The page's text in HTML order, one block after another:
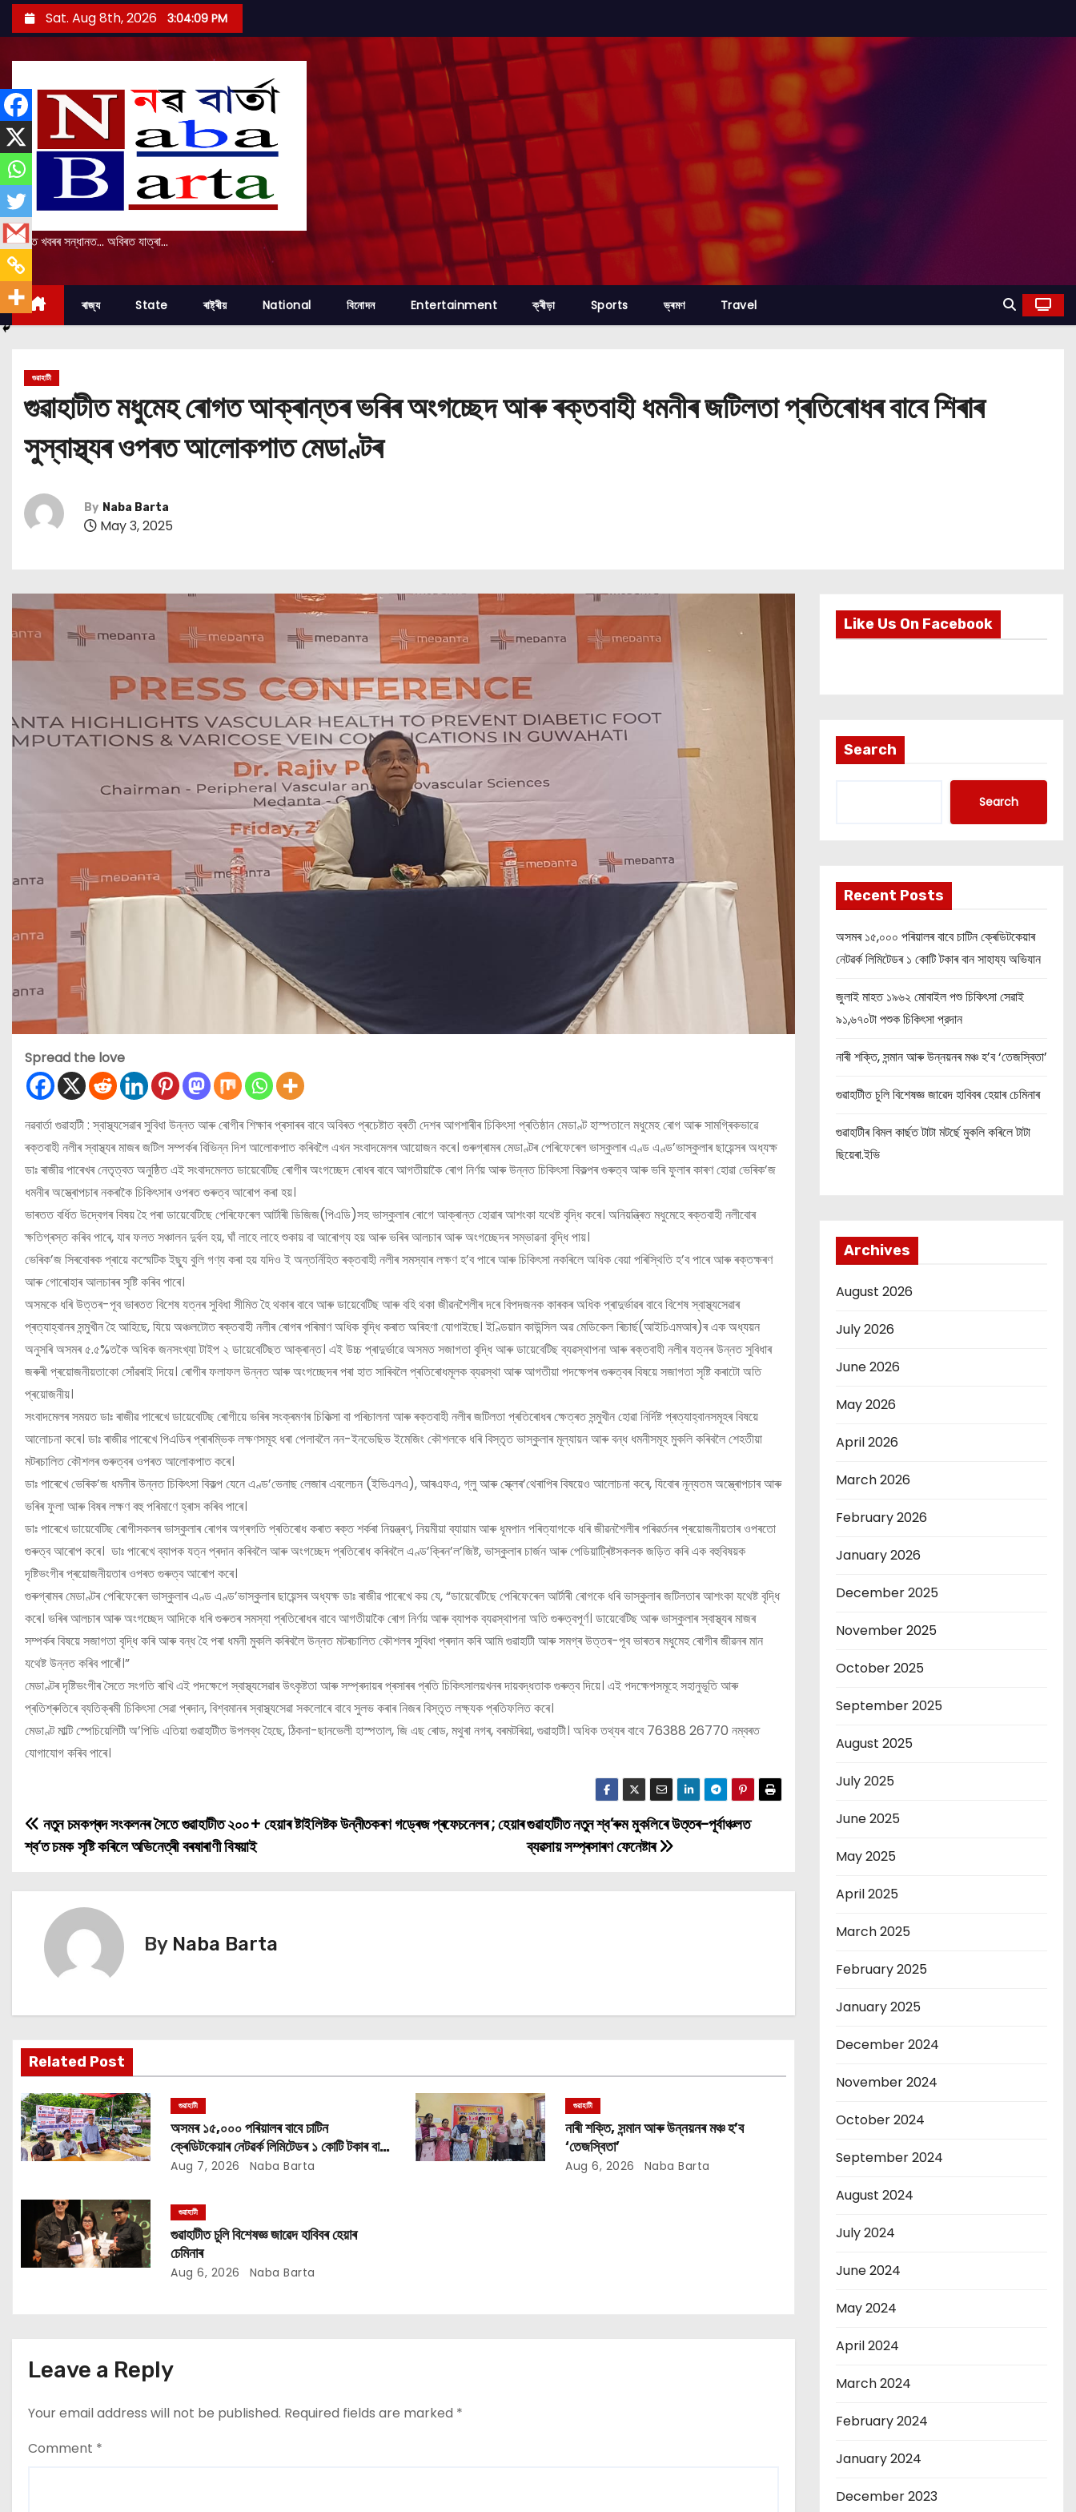
k
t
o
c
n
e
t
Sat. Aug 8th, 2026 3:04:11 PM
প্ৰকৃত খবৰৰ সন্ধানত... অবিৰত যাত্ৰা...
ৰাজ্য State ৰাষ্ট্ৰীয় National বিনোদন Entertainment ক্ৰীড়া Sports ভ্ৰমণ Travel
গুৱাহাটী
গুৱাহাটীত মধুমেহ ৰোগত আক্ৰান্তৰ ভৰিৰ অংগচ্ছেদ আৰু ৰক্তবাহী ধমনীৰ জটিলতা প্ৰতিৰোধৰ বাবে শিৰাৰ
সুস্বাস্থ্যৰ ওপৰত আলোকপাত মেডাণ্টৰ
By Naba Barta
May 3, 2025
Spread the love
নৱবার্তা গুৱাহাটী : স্বাস্থ্যসেৱাৰ সুবিধা উন্নত আৰু ৰোগীৰ শিক্ষাৰ প্ৰসাৰৰ বাবে অবিৰত প্ৰচেষ্টাত ব্ৰতী দেশৰ আগশাৰীৰ চিকিৎসা প্ৰতিষ্ঠান মেডাণ্ট হাস্পতালে মধুমেহ ৰোগ আৰু সামগ্ৰিকভাৱে
ৰক্তবাহী নলীৰ স্বাস্থ্যৰ মাজৰ জটিল সম্পৰ্কৰ বিভিন্ন দিশ আলোকপাত কৰিবলৈ এখন সংবাদমেলৰ আয়োজন কৰে। গুৰুগ্ৰামৰ মেডাণ্টৰ পেৰিফেৰেল ভাস্কুলাৰ এণ্ড এণ্ড’ভাস্কুলাৰ ছায়েন্সৰ অধ্যক্ষ
ডাঃ ৰাজীৱ পাৰেখৰ নেতৃত্বত অনুষ্ঠিত এই সংবাদমেলত ডায়েবেটিছ ৰোগীৰ অংগচ্ছেদ ৰোধৰ বাবে আগতীয়াকৈ ৰোগ নিৰ্ণয় আৰু উন্নত চিকিৎসা বিকল্পৰ গুৰুত্ব আৰু ভৰি ফুলাৰ কাৰণ হোৱা ভেৰিক’জ
ধমনীৰ অস্ত্ৰোপচাৰ নকৰাকৈ চিকিৎসাৰ ওপৰত গুৰুত্ব আৰোপ কৰা হয়।
ভাৰতত বৰ্ধিত উদ্বেগৰ বিষয় হৈ পৰা ডায়েবেটিছে পেৰিফেৰেল আৰ্টাৰী ডিজিজ(পিএডি)সহ ভাস্কুলাৰ ৰোগে আক্ৰান্ত হোৱাৰ আশংকা যথেষ্ট বৃদ্ধি কৰে। অনিয়ন্ত্ৰিত মধুমেহে ৰক্তবাহী নলীবোৰ
ক্ষতিগ্ৰস্ত কৰিব পাৰে, যাৰ ফলত সঞ্চালন দুৰ্বল হয়, ঘাঁ লাহে লাহে শুকায় বা আৰোগ্য হয় আৰু ভৰিৰ আলচাৰ আৰু অংগচ্ছেদৰ সম্ভাৱনা বৃদ্ধি পায়।
ভেৰিক’জ সিৰবোৰক প্ৰায়ে কস্মেটিক ইছ্যু বুলি গণ্য কৰা হয় যদিও ই অন্তৰ্নিহিত ৰক্তবাহী নলীৰ সমস্যাৰ লক্ষণ হ’ব পাৰে আৰু চিকিৎসা নকৰিলে অধিক বেয়া পৰিস্থিতি হ’ব পাৰে আৰু ৰক্তক্ষৰণ
আৰু গোৰোহাৰ আলচাৰৰ সৃষ্টি কৰিব পাৰে।
অসমকে ধৰি উত্তৰ-পূব ভাৰতত বিশেষ যত্নৰ সুবিধা সীমিত হৈ থকাৰ বাবে আৰু ডায়েবেটিছ আৰু বহি থকা জীৱনশৈলীৰ দৰে বিপদজনক কাৰকৰ অধিক প্ৰাদুৰ্ভাৱৰ বাবে বিশেষ স্বাস্থ্যসেৱাৰ
প্ৰত্যাহ্বানৰ সন্মুখীন হৈ আহিছে, যিয়ে অঞ্চলটোত ৰক্তবাহী নলীৰ ৰোগৰ পৰিমাণ অধিক বৃদ্ধি কৰাত অৰিহণা যোগাইছে। ইণ্ডিয়ান কাউন্সিল অৱ মেডিকেল ৰিচাৰ্ছ(আইচিএমআৰ)ৰ এক অধ্যয়ন
অনুসৰি অসমৰ ৫.৫%তকৈ অধিক জনসংখ্যা টাইপ ২ ডায়েবেটিছত আক্ৰান্ত। এই উচ্চ প্ৰাদুৰ্ভাৱে অসমত সজাগতা বৃদ্ধি আৰু ডায়েবেটিছ ব্যৱস্থাপনা আৰু ৰক্তবাহী নলীৰ যত্নৰ উন্নত সুবিধাৰ
জৰুৰী প্ৰয়োজনীয়তাকো সোঁৱৰাই দিয়ে। ৰোগীৰ ফলাফল উন্নত আৰু অংগচ্ছেদৰ পৰা হাত সাৰিবলৈ প্ৰতিৰোধমূলক ব্যৱস্থা আৰু আগতীয়া পদক্ষেপৰ গুৰুত্বৰ বিষয়ে সজাগতা সৃষ্টি কৰাটো অতি
প্ৰয়োজনীয়।
সংবাদমেলৰ সময়ত ডাঃ ৰাজীৱ পাৰেখে ডায়েবেটিছ ৰোগীয়ে ভৰিৰ সংক্ৰমণৰ চিকিত্সা বা পৰিচালনা আৰু ৰক্তবাহী নলীৰ জটিলতা প্ৰতিৰোধৰ ক্ষেত্ৰত সন্মুখীন হোৱা নিৰ্দিষ্ট প্ৰত্যাহ্বানসমূহৰ বিষয়ে
আলোচনা কৰে। ডাঃ ৰাজীৱ পাৰেখে পিএডিৰ প্ৰাৰম্ভিক লক্ষণসমূহ ধৰা পেলাবলৈ নন-ইনভেছিভ ইমেজিং কৌশলকে ধৰি বিস্তৃত ভাস্কুলাৰ মূল্যায়ন আৰু বন্ধ ধমনীসমূহ মুকলি কৰিবলৈ শেহতীয়া
মটৰচালিত কৌশলৰ গুৰুত্বৰ ওপৰত আলোকপাত কৰে।
ডাঃ পাৰেখে ভেৰিক’জ ধমনীৰ উন্নত চিকিৎসা বিকল্প যেনে এণ্ড’ভেনাছ লেজাৰ এবলেচন (ইভিএলএ), আৰএফএ, গ্লু আৰু স্ক্লেৰ’থেৰাপিৰ বিষয়েও আলোচনা কৰে, যিবোৰ নূন্যতম অস্ত্ৰোপচাৰ আৰু
ভৰিৰ ফুলা আৰু বিষৰ লক্ষণ বহু পৰিমাণে হ্ৰাস কৰিব পাৰে।
ডাঃ পাৰেখে ডায়েবেটিছ ৰোগীসকলৰ ভাস্কুলাৰ ৰোগৰ অগ্ৰগতি প্ৰতিৰোধ কৰাত ৰক্ত শৰ্কৰা নিয়ন্ত্ৰণ, নিয়মীয়া ব্যায়াম আৰু ধূমপান পৰিত্যাগকে ধৰি জীৱনশৈলীৰ পৰিৱৰ্তনৰ প্ৰয়োজনীয়তাৰ ওপৰতো
গুৰুত্ব আৰোপ কৰে। ডাঃ পাৰেখে ব্যাপক যত্ন প্ৰদান কৰিবলৈ আৰু অংগচ্ছেদ প্ৰতিৰোধ কৰিবলৈ এণ্ড’ক্ৰিন’ল’জিষ্ট, ভাস্কুলাৰ চাৰ্জন আৰু পেডিয়াট্ৰিষ্টসকলক জড়িত কৰি এক বহুবিষয়ক
দৃষ্টিভংগীৰ প্ৰয়োজনীয়তাৰ ওপৰত গুৰুত্ব আৰোপ কৰে।
গুৰুগ্ৰামৰ মেডাণ্টৰ পেৰিফেৰেল ভাস্কুলাৰ এণ্ড এণ্ড’ভাস্কুলাৰ ছায়েন্সৰ অধ্যক্ষ ডাঃ ৰাজীৱ পাৰেখে কয় যে, “ডায়েবেটিছে পেৰিফেৰেল আৰ্টাৰী ৰোগকে ধৰি ভাস্কুলাৰ জটিলতাৰ আশংকা যথেষ্ট বৃদ্ধি
কৰে। ভৰিৰ আলচাৰ আৰু অংগচ্ছেদ আদিকে ধৰি গুৰুতৰ সমস্যা প্ৰতিৰোধৰ বাবে আগতীয়াকৈ ৰোগ নিৰ্ণয় আৰু ব্যাপক ব্যৱস্থাপনা অতি গুৰুত্বপূৰ্ণ। ডায়েবেটিছ আৰু ভাস্কুলাৰ স্বাস্থ্যৰ মাজৰ
সম্পৰ্কৰ বিষয়ে সজাগতা বৃদ্ধি কৰি আৰু বন্ধ হৈ পৰা ধমনী মুকলি কৰিবলৈ উন্নত মটৰচালিত কৌশলৰ সুবিধা প্ৰদান কৰি আমি গুৱাহাটী আৰু সমগ্ৰ উত্তৰ-পূব ভাৰতৰ মধুমেহ ৰোগীৰ জীৱনৰ মান
যথেষ্ট উন্নত কৰিব পাৰোঁ।”
মেডাণ্টৰ দৃষ্টিভংগীৰ সৈতে সংগতি ৰাখি এই পদক্ষেপে স্বাস্থ্যসেৱাৰ উৎকৃষ্টতা আৰু সম্প্ৰদায়ৰ প্ৰসাৰৰ প্ৰতি চিকিৎসালয়খনৰ দায়বদ্ধতাক গুৰুত্ব দিয়ে। এই পদক্ষেপসমূহে সহানুভূতি আৰু
প্ৰতিশ্ৰুতিৰে ব্যতিক্ৰমী চিকিৎসা সেৱা প্ৰদান, বিশ্বমানৰ স্বাস্থ্যসেৱা সকলোৰে বাবে সুলভ কৰাৰ নিজৰ বিস্তৃত লক্ষ্যক প্ৰতিফলিত কৰে।
মেডাণ্ট মাল্টি স্পেচিয়েলিটী অ’পিডি এতিয়া গুৱাহাটীত উপলব্ধ হৈছে, ঠিকনা-ছানভেলী হাস্পতাল, জি এছ ৰোড, মথুৰা নগৰ, বৰমটৰিয়া, গুৱাহাটী। অধিক তথ্যৰ বাবে 76388 26770 নম্বৰত
যোগাযোগ কৰিব পাৰে।
P
o
s
i
g
a
t
i
o
n
গুৱাহাটীত নতুন শ্ব’ৰুম মুকলিৰে উত্তৰ-পূৰ্বাঞ্চলত
ব্যৱসায় সম্প্ৰসাৰণ ফেনেষ্টাৰ
নতুন চমকপ্ৰদ সংকলনৰ সৈতে গুৱাহাটীত ২০০+ হেয়াৰ ষ্টাইলিষ্টক উন্নীতকৰণ গড্ৰেজ প্ৰফেচনেলৰ ; হেয়াৰ
শ্ব’ত চমক সৃষ্টি কৰিলে অভিনেত্ৰী বৰষাৰাণী বিষয়াই
By Naba Barta
Related Post
গুৱাহাটী
অসমৰ ১৫,০০০ পৰিয়ালৰ বাবে চাটিন
ক্ৰেডিটকেয়াৰ নেটৱৰ্ক লিমিটেডৰ ১ কোটি টকাৰ বান
সাহায্য অভিযান
Aug 7, 2026 Naba Barta
গুৱাহাটী
নাৰী শক্তি, সন্মান আৰু উন্নয়নৰ মঞ্চ হ’ব
‘তেজস্বিতা’
Aug 6, 2026 Naba Barta
গুৱাহাটী
গুৱাহাটীত চুলি বিশেষজ্ঞ জাৱেদ হাবিবৰ হেয়াৰ
চেমিনাৰ
Aug 6, 2026 Naba Barta
Leave a Reply
Your email address will not be published. Required fields are marked *
Comment *
Like Us On Facebook
Search
Search
Recent Posts
অসমৰ ১৫,০০০ পৰিয়ালৰ বাবে চাটিন ক্ৰেডিটকেয়াৰ
নেটৱৰ্ক লিমিটেডৰ ১ কোটি টকাৰ বান সাহায্য অভিযান
জুলাই মাহত ১৯৬২ মোবাইল পশু চিকিৎসা সেৱাই
৯১,৬৭০টা পশুক চিকিৎসা প্রদান
নাৰী শক্তি, সন্মান আৰু উন্নয়নৰ মঞ্চ হ’ব ‘তেজস্বিতা’
গুৱাহাটীত চুলি বিশেষজ্ঞ জাৱেদ হাবিবৰ হেয়াৰ চেমিনাৰ
গুৱাহাটীৰ বিমল কাৰ্ছত টাটা মটৰ্ছে মুকলি কৰিলে টাটা
ছিয়েৰা.ইভি
Archives
August 2026
July 2026
June 2026
May 2026
April 2026
March 2026
February 2026
January 2026
December 2025
November 2025
October 2025
September 2025
August 2025
July 2025
June 2025
May 2025
April 2025
March 2025
February 2025
January 2025
December 2024
November 2024
October 2024
September 2024
August 2024
July 2024
June 2024
May 2024
April 2024
March 2024
February 2024
January 2024
December 2023